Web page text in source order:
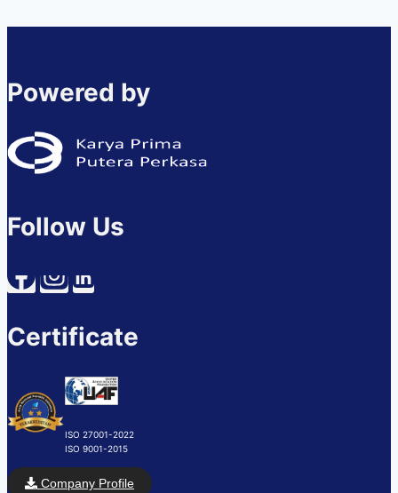
Powered by
Follow Us
Certificate
ISO 27001-2022
ISO 9001-2015
Company Profile